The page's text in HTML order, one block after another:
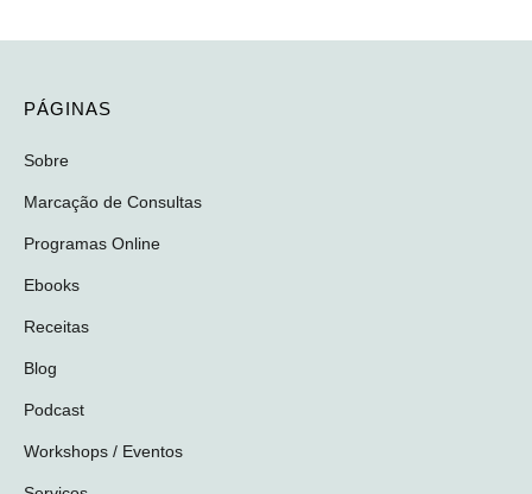
PÁGINAS
Sobre
Marcação de Consultas
Programas Online
Ebooks
Receitas
Blog
Podcast
Workshops / Eventos